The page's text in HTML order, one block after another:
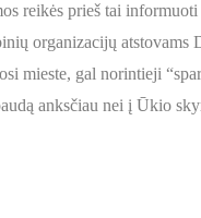
reikės prieš tai
organizacijų
mieste, gal norintieji
anksčiau nei į Ūkio